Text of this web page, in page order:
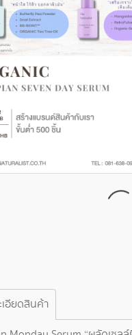
เอียดสินค้า